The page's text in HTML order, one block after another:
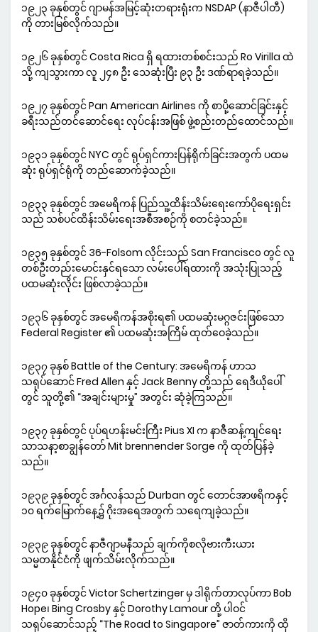
၁၉၂၃ ခုနှစ်တွင် ဂျာမန်အမြင့်ဆုံးတရားရုံးက NSDAP (နာဇီပါတီ)
ကို တားမြစ်လိုက်သည်။
၁၉၂၆ ခုနှစ်တွင် Costa Rica ရှိ ရထားတစ်စင်းသည် Ro Virilla ထဲ
သို့ ကျသွားကာ လူ ၂၄၈ ဦး သေဆုံးပြီး ၉၃ ဦး ဒဏ်ရာရခဲ့သည်။
၁၉၂၇ ခုနှစ်တွင် Pan American Airlines ကို စာပို့ဆောင်ခြင်းနှင့်
ခရီးသည်တင်ဆောင်ရေး လုပ်ငန်းအဖြစ် ဖွဲ့စည်းတည်ထောင်သည်။
၁၉၃၁ ခုနှစ်တွင် NYC တွင် ရုပ်ရှင်ကားပြန်ရိုက်ခြင်းအတွက် ပထမ
ဆုံး ရုပ်ရှင်ရုံကို တည်ဆောက်ခဲ့သည်။
၁၉၃၃ ခုနှစ်တွင် အမေရိကန် ပြည်သူ့ထိန်းသိမ်းရေးကော်ပိုရေးရှင်း
သည် သစ်ပင်ထိန်းသိမ်းရေးအစီအစဉ်ကို စတင်ခဲ့သည်။
၁၉၃၅ ခုနှစ်တွင် 36-Folsom လိုင်းသည် San Francisco တွင် လူ
တစ်ဦးတည်းမောင်းနှင်ရသော လမ်းပေါ်ရထားကို အသုံးပြုသည့်
ပထမဆုံးလိုင်း ဖြစ်လာခဲ့သည်။
၁၉၃၆ ခုနှစ်တွင် အမေရိကန်အစိုးရ၏ ပထမဆုံးမဂ္ဂဇင်းဖြစ်သော
Federal Register ၏ ပထမဆုံးအကြိမ် ထုတ်ဝေခဲ့သည်။
၁၉၃၇ ခုနှစ် Battle of the Century: အမေရိကန် ဟာသ
သရုပ်ဆောင် Fred Allen နှင့် Jack Benny တို့သည် ရေဒီယိုပေါ်
တွင် သူတို့၏ “အချင်းများမှု” အတွင်း ဆုံခဲ့ကြသည်။
၁၉၃၇ ခုနှစ်တွင် ပုပ်ရဟန်းမင်းကြီး Pius XI က နာဇီဆန့်ကျင်ရေး
သာသနာ့စာချွန်တော် Mit brennender Sorge ကို ထုတ်ပြန်ခဲ့
သည်။
၁၉၃၉ ခုနှစ်တွင် အင်္ဂလန်သည် Durban တွင် တောင်အာဖရိကနှင့်
၁၀ ရက်မြောက်နေ့၌ ဂိုးအရေအတွက် သရေကျခဲ့သည်။
၁၉၃၉ ခုနှစ်တွင် နာဇီဂျာမနီသည် ချက်ကိုစလိုဗားကီးယား
သမ္မတနိုင်ငံကို ဖျက်သိမ်းလိုက်သည်။
၁၉၄၀ ခုနှစ်တွင် Victor Schertzinger မှ ဒါရိုက်တာလုပ်ကာ Bob
Hope၊ Bing Crosby နှင့် Dorothy Lamour တို့ ပါဝင်
သရုပ်ဆောင်သည့် “The Road to Singapore” ဇာတ်ကားကို ထို